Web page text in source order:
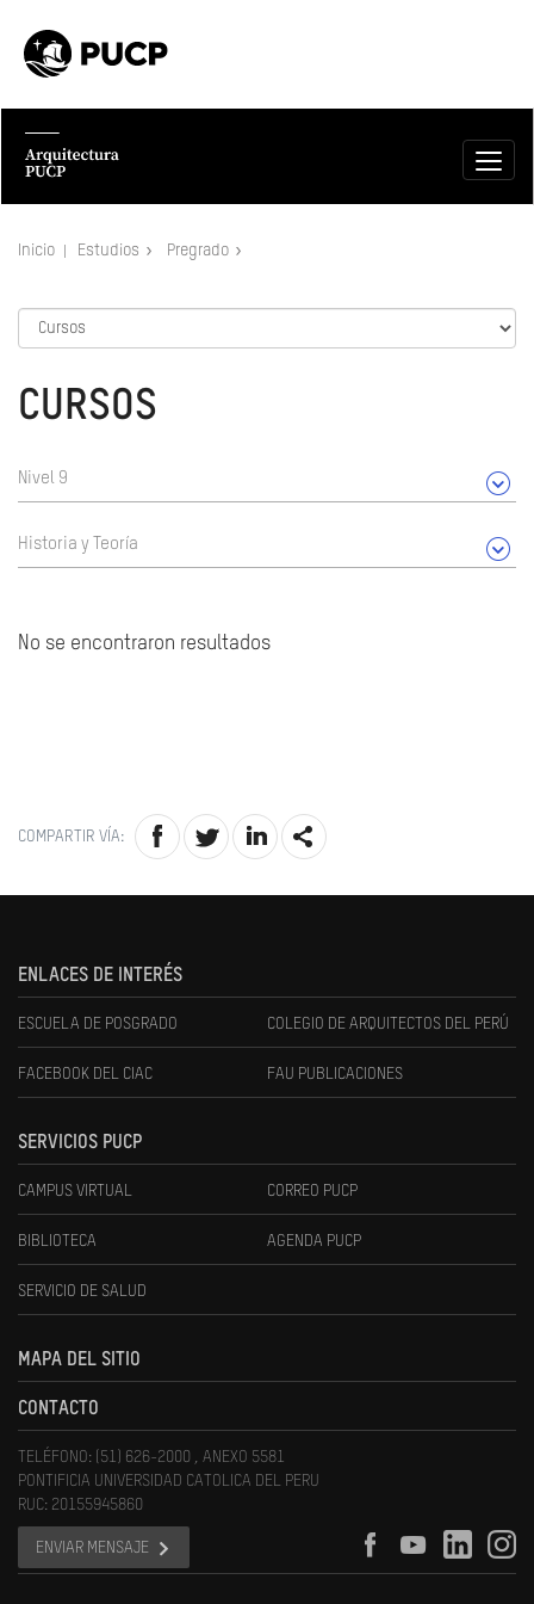
Inicio Estudios Pregrado
CURSOS
Nivel 9
Historia y Teoría
No se encontraron resultados
COMPARTIR VÍA:
ENLACES DE INTERÉS
ESCUELA DE POSGRADO COLEGIO DE ARQUITECTOS DEL PERÚ
FACEBOOK DEL CIAC FAU PUBLICACIONES
SERVICIOS PUCP
CAMPUS VIRTUAL CORREO PUCP
BIBLIOTECA AGENDA PUCP
SERVICIO DE SALUD
MAPA DEL SITIO
CONTACTO
TELÉFONO: (51) 626-2000 , ANEXO 5581
PONTIFICIA UNIVERSIDAD CATOLICA DEL PERU
RUC: 20155945860
ENVIAR MENSAJE